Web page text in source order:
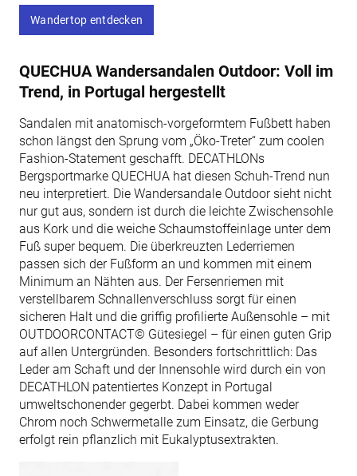
Wandertop entdecken
QUECHUA Wandersandalen Outdoor: Voll im
Trend, in Portugal hergestellt
Sandalen mit anatomisch-vorgeformtem Fußbett haben
schon längst den Sprung vom „Öko-Treter“ zum coolen
Fashion-Statement geschafft. DECATHLONs
Bergsportmarke QUECHUA hat diesen Schuh-Trend nun
neu interpretiert. Die Wandersandale Outdoor sieht nicht
nur gut aus, sondern ist durch die leichte Zwischensohle
aus Kork und die weiche Schaumstoffeinlage unter dem
Fuß super bequem. Die überkreuzten Lederriemen
passen sich der Fußform an und kommen mit einem
Minimum an Nähten aus. Der Fersenriemen mit
verstellbarem Schnallenverschluss sorgt für einen
sicheren Halt und die griffig profilierte Außensohle – mit
OUTDOORCONTACT© Gütesiegel – für einen guten Grip
auf allen Untergründen. Besonders fortschrittlich: Das
Leder am Schaft und der Innensohle wird durch ein von
DECATHLON patentiertes Konzept in Portugal
umweltschonender gegerbt. Dabei kommen weder
Chrom noch Schwermetalle zum Einsatz, die Gerbung
erfolgt rein pflanzlich mit Eukalyptusextrakten.